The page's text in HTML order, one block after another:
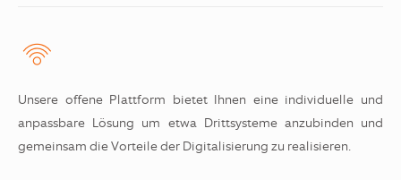
Unsere offene Plattform bietet Ihnen eine individuelle und
anpassbare Lösung um etwa Drittsysteme anzubinden und
gemeinsam die Vorteile der Digitalisierung zu realisieren.